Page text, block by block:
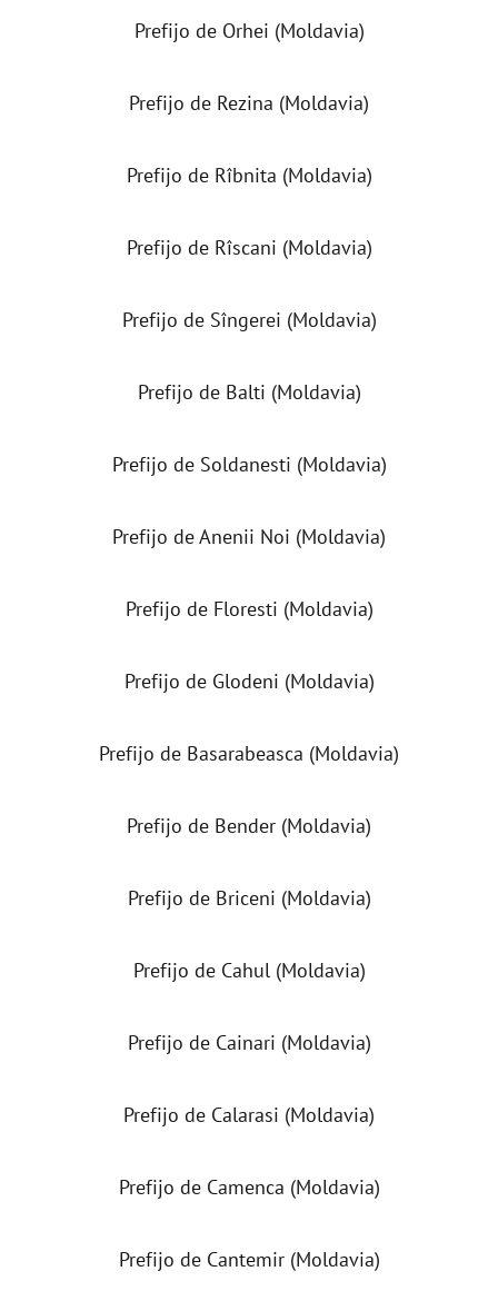
Prefijo de Orhei (Moldavia)
Prefijo de Rezina (Moldavia)
Prefijo de Rîbnita (Moldavia)
Prefijo de Rîscani (Moldavia)
Prefijo de Sîngerei (Moldavia)
Prefijo de Balti (Moldavia)
Prefijo de Soldanesti (Moldavia)
Prefijo de Anenii Noi (Moldavia)
Prefijo de Floresti (Moldavia)
Prefijo de Glodeni (Moldavia)
Prefijo de Basarabeasca (Moldavia)
Prefijo de Bender (Moldavia)
Prefijo de Briceni (Moldavia)
Prefijo de Cahul (Moldavia)
Prefijo de Cainari (Moldavia)
Prefijo de Calarasi (Moldavia)
Prefijo de Camenca (Moldavia)
Prefijo de Cantemir (Moldavia)